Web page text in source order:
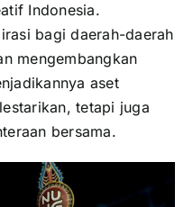
Indonesia.
bagi daerah-daerah
mengembangkan
aset
tetapi juga
bersama.